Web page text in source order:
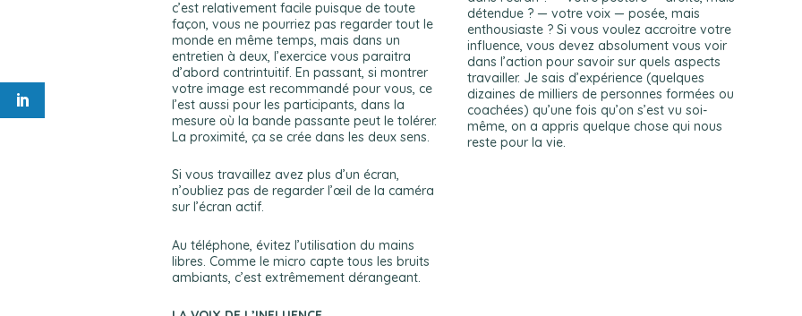
c’est relativement facile puisque de toute
façon, vous ne pourriez pas regarder tout le
monde en même temps, mais dans un
entretien à deux, l’exercice vous paraitra
d’abord contrintuitif. En passant, si montrer
votre image est recommandé pour vous, ce
l’est aussi pour les participants, dans la
mesure où la bande passante peut le tolérer.
La proximité, ça se crée dans les deux sens.
Si vous travaillez avez plus d’un écran,
n’oubliez pas de regarder l’œil de la caméra
sur l’écran actif.
Au téléphone, évitez l’utilisation du mains
libres. Comme le micro capte tous les bruits
ambiants, c’est extrêmement dérangeant.
détendue ? — votre voix — posée, mais
enthousiaste ? Si vous voulez accroitre votre
influence, vous devez absolument vous voir
dans l’action pour savoir sur quels aspects
travailler. Je sais d’expérience (quelques
dizaines de milliers de personnes formées ou
coachées) qu’une fois qu’on s’est vu soi-
même, on a appris quelque chose qui nous
reste pour la vie.